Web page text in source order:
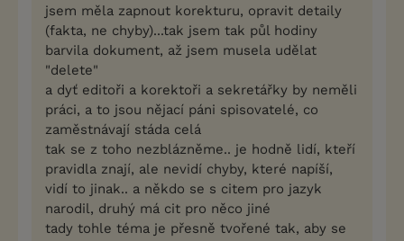
jsem měla zapnout korekturu, opravit detaily
(fakta, ne chyby)...tak jsem tak půl hodiny
barvila dokument, až jsem musela udělat
"delete"
a dyť editoři a korektoři a sekretářky by neměli
práci, a to jsou nějací páni spisovatelé, co
zaměstnávají stáda celá
tak se z toho nezblázněme.. je hodně lidí, kteří
pravidla znají, ale nevidí chyby, které napíší,
vidí to jinak.. a někdo se s citem pro jazyk
narodil, druhý má cit pro něco jiné
tady tohle téma je přesně tvořené tak, aby se